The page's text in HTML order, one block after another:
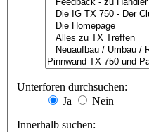
Unterforen durchsuchen:
Ja
Nein
Innerhalb suchen: